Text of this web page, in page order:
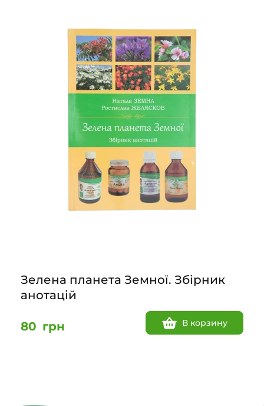
Зелена планета Земної. Збірник
анотацій
80 грн В корзину